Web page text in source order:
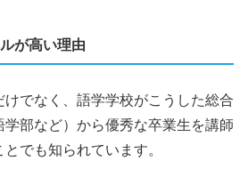
が高い理由
でなく、語学学校がこうした総合
部など）から優秀な卒業生を講師
でも知られています。